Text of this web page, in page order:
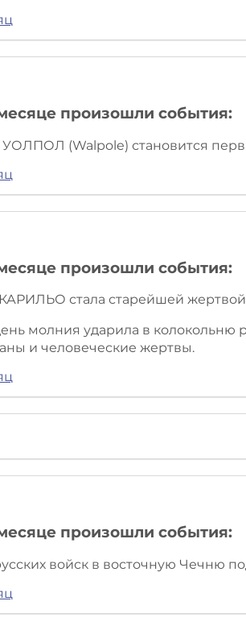
произошли события:
УОЛПОЛ (Walpole) становится
произошли события:
КАРИЛЬО стала старейшей
день молния ударила в
и человеческие жертвы.
произошли события:
войск в восточную Чечню